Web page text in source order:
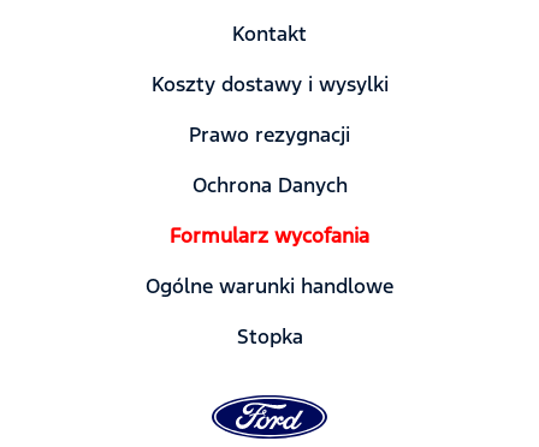
Kontakt
Koszty dostawy i wysylki
Prawo rezygnacji
Ochrona Danych
Formularz wycofania
Ogólne warunki handlowe
Stopka